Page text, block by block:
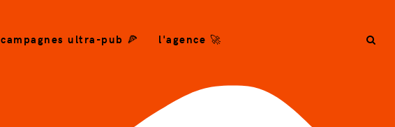
campagnes ultra-pub 🍕 l'agence 🚀